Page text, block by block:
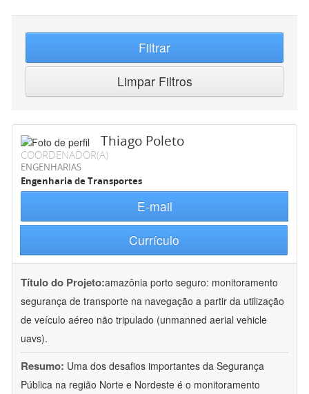
Filtrar
Limpar Filtros
Thiago Poleto
COORDENADOR(A)
ENGENHARIAS
Engenharia de Transportes
E-mail
Currículo
Título do Projeto:amazônia porto seguro: monitoramento
segurança de transporte na navegação a partir da utilização
de veículo aéreo não tripulado (unmanned aerial vehicle
uavs).
Resumo: Uma dos desafios importantes da Segurança
Pública na região Norte e Nordeste é o monitoramento